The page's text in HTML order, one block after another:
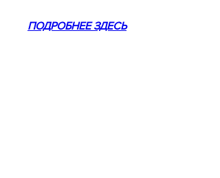
ПОДРОБНЕЕ ЗДЕСЬ